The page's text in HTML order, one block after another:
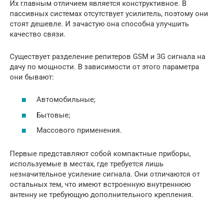
Их главным отличием является конструктивное. В
пассивных системах отсутствует усилитель, поэтому они
стоят дешевле. И зачастую она способна улучшить
качество связи.
Существует разделение репитеров GSM и 3G сигнала на
дачу по мощности. В зависимости от этого параметра
они бывают:
Автомобильные;
Бытовые;
Массового применения.
Первые представляют собой компактные приборы,
используемые в местах, где требуется лишь
незначительное усиление сигнала. Они отличаются от
остальных тем, что имеют встроенную внутреннюю
антенну не требующую дополнительного крепления.